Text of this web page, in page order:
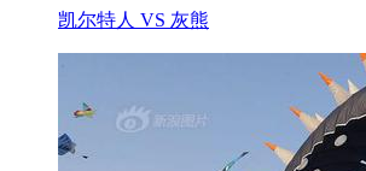
凯尔特人 VS 灰熊